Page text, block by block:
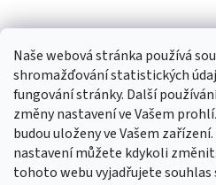
Naše webová stránka používá
shromažďování statistických
fungování stránky. Další
změny nastavení ve Vašem
budou uloženy ve Vašem
nastavení můžete kdykoli
tohoto webu vyjadřujete souhlas
TIk Tok